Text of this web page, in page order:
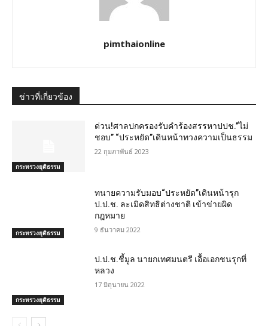
pimthaionline
ข่าวที่เกี่ยวข้อง
กระทรวงยุติธรรม
ด่วน!ศาลปกครองรับคำร้องสรรหาปปช.”ไม่
ชอบ” “ประหยัด”เดินหน้าทวงความเป็นธรรม
22 กุมภาพันธ์ 2023
กระทรวงยุติธรรม
ทนายความรับมอบ“ประหยัด”เดินหน้ารุก
ป.ป.ช. ละเมิดสิทธิต่างชาติ เข้าข่ายผิด
กฎหมาย
9 ธันวาคม 2022
กระทรวงยุติธรรม
ป.ป.ช.ชี้มูล นายกเทศมนตรี เอื้อเอกชนรุกที่
หลวง
17 มิถุนายน 2022